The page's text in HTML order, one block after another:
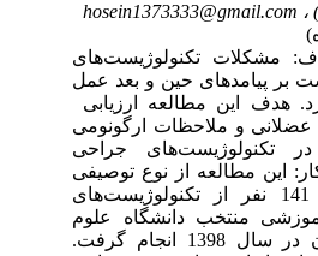
hosein1373333@gmail.com
مشکلات تکنولوژیست‌های
پیامدهای حین و بعد عمل
هدف این مطالعه ارزیابی
عضلانی و ملاحظات ارگونومی
تکنولوژیست‌های جراحی
این مطالعه از نوع توصیفی
همبستگی میان 141 نفر از تکنولوژیست‌های
منتخب دانشگاه علوم
پزشکی مازندران در سال 1398 انجام گرفت.